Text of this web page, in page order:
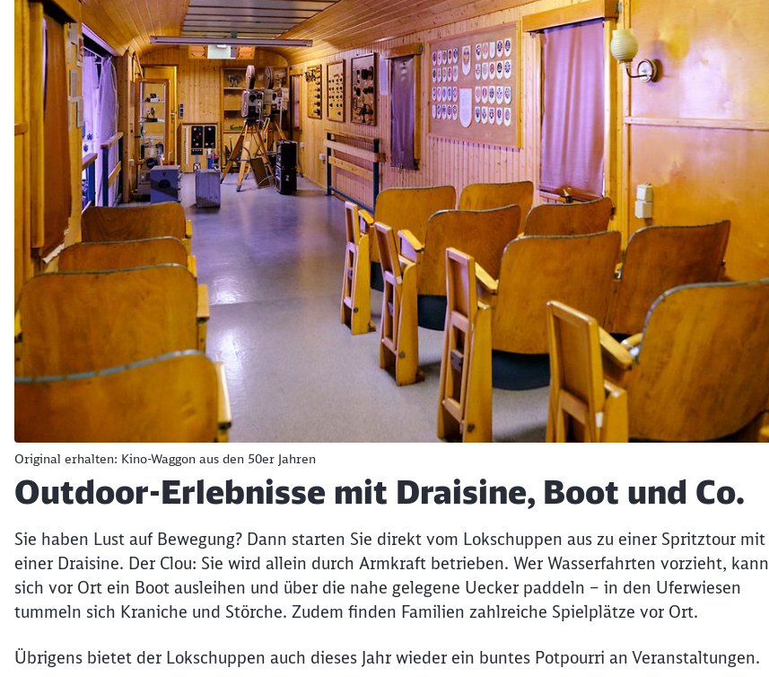
Original erhalten: Kino-Waggon aus den 50er Jahren
Outdoor-Erlebnisse mit Draisine, Boot und Co.
Sie haben Lust auf Bewegung? Dann starten Sie direkt vom Lokschuppen aus zu einer Spritztour mit
einer Draisine. Der Clou: Sie wird allein durch Armkraft betrieben. Wer Wasserfahrten vorzieht, kann
sich vor Ort ein Boot ausleihen und über die nahe gelegene Uecker paddeln – in den Uferwiesen
tummeln sich Kraniche und Störche. Zudem finden Familien zahlreiche Spielplätze vor Ort.
Übrigens bietet der Lokschuppen auch dieses Jahr wieder ein buntes Potpourri an Veranstaltungen.